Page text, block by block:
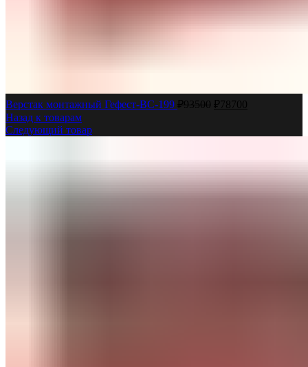
Верстак монтажный Гефест-ВС-199 ₽93500 ₽78700
Назад к товарам
Следующий товар